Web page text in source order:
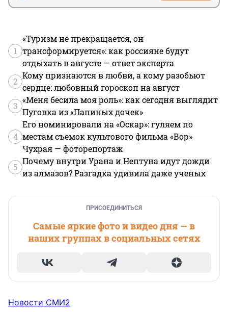
1
«Туризм не прекращается, он
трансформируется»: как россияне будут
отдыхать в августе — ответ эксперта
2
Кому признаются в любви, а кому разобьют
сердце: любовный гороскоп на август
3
«Меня бесила моя роль»: как сегодня выглядит
Пуговка из «Папиных дочек»
4
Его номинировали на «Оскар»: гуляем по
местам съемок культового фильма «Вор»
Чухрая — фоторепортаж
5
Почему внутри Урана и Нептуна идут дожди
из алмазов? Разгадка удивила даже ученых
ПРИСОЕДИНИТЬСЯ
Самые яркие фото и видео дня — в
наших группах в социальных сетях
Новости СМИ2